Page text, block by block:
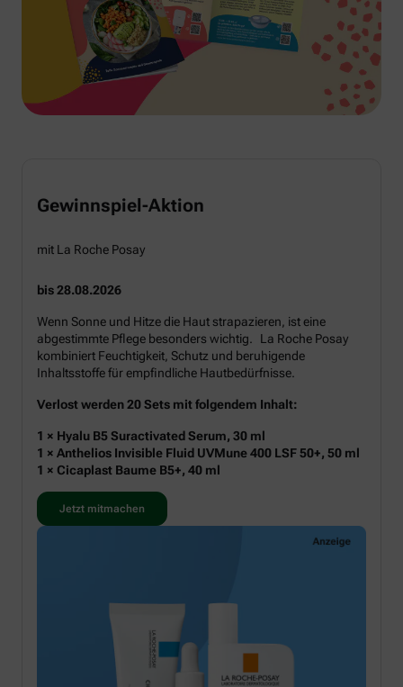
Gewinnspiel-Aktion
mit La Roche Posay
bis 28.08.2026
Wenn Sonne und Hitze die Haut strapazieren, ist eine
abgestimmte Pflege besonders wichtig. La Roche Posay
kombiniert Feuchtigkeit, Schutz und beruhigende
Inhaltsstoffe für empfindliche Hautbedürfnisse.
Verlost werden 20 Sets mit folgendem Inhalt:
1 × Hyalu B5 Suractivated Serum, 30 ml
1 × Anthelios Invisible Fluid UVMune 400 LSF 50+, 50 ml
1 × Cicaplast Baume B5+, 40 ml
Jetzt mitmachen